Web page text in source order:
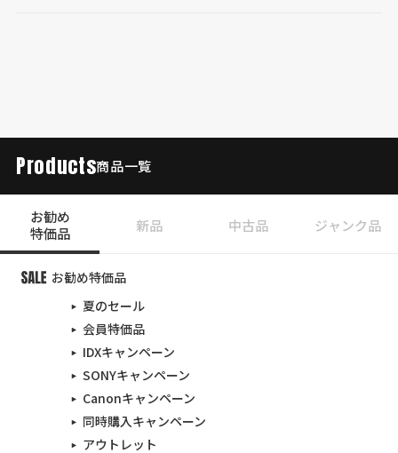
Products商品一覧
お勧め
特価品
新品 中古品 ジャンク品
お勧め特価品
夏のセール
会員特価品
IDXキャンペーン
SONYキャンペーン
Canonキャンペーン
同時購入キャンペーン
アウトレット